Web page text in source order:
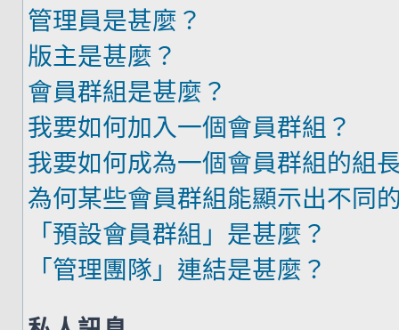
管理員是甚麼？
版主是甚麼？
會員群組是甚麼？
我要如何加入一個會員群組？
我要如何成為一個會員群組的組
為何某些會員群組能顯示出不同
「預設會員群組」是甚麼？
「管理團隊」連結是甚麼？